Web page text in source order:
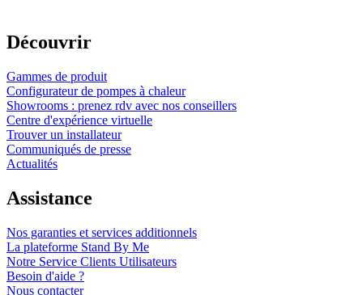
Découvrir
Gammes de produit
Configurateur de pompes à chaleur
Showrooms : prenez rdv avec nos conseillers
Centre d'expérience virtuelle
Trouver un installateur
Communiqués de presse
Actualités
Assistance
Nos garanties et services additionnels
La plateforme Stand By Me
Notre Service Clients Utilisateurs
Besoin d'aide ?
Nous contacter